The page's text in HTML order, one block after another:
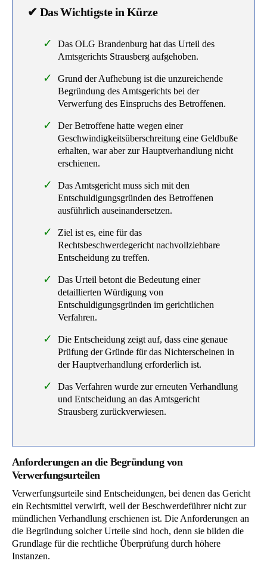
✔ Das Wichtigste in Kürze
Das OLG Brandenburg hat das Urteil des
Amtsgerichts Strausberg aufgehoben.
Grund der Aufhebung ist die unzureichende
Begründung des Amtsgerichts bei der
Verwerfung des Einspruchs des Betroffenen.
Der Betroffene hatte wegen einer
Geschwindigkeitsüberschreitung eine Geldbuße
erhalten, war aber zur Hauptverhandlung nicht
erschienen.
Das Amtsgericht muss sich mit den
Entschuldigungsgründen des Betroffenen
ausführlich auseinandersetzen.
Ziel ist es, eine für das
Rechtsbeschwerdegericht nachvollziehbare
Entscheidung zu treffen.
Das Urteil betont die Bedeutung einer
detaillierten Würdigung von
Entschuldigungsgründen im gerichtlichen
Verfahren.
Die Entscheidung zeigt auf, dass eine genaue
Prüfung der Gründe für das Nichterscheinen in
der Hauptverhandlung erforderlich ist.
Das Verfahren wurde zur erneuten Verhandlung
und Entscheidung an das Amtsgericht
Strausberg zurückverwiesen.
Anforderungen an die Begründung von
Verwerfungsurteilen
Verwerfungsurteile sind Entscheidungen, bei denen das Gericht
ein Rechtsmittel verwirft, weil der Beschwerdeführer nicht zur
mündlichen Verhandlung erschienen ist. Die Anforderungen an
die Begründung solcher Urteile sind hoch, denn sie bilden die
Grundlage für die rechtliche Überprüfung durch höhere
Instanzen.